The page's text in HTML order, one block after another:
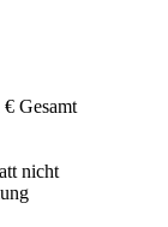
Gesamt
nicht